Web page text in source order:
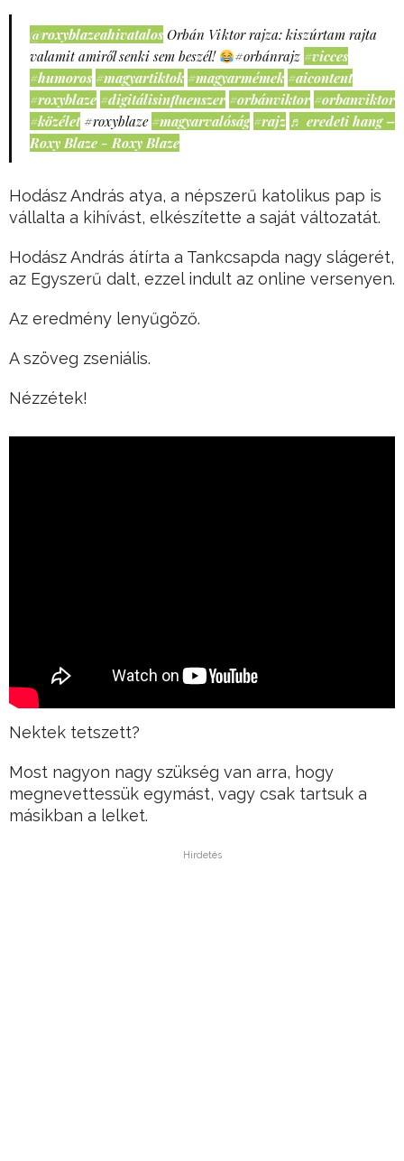
@roxyblazeahivatalos Orbán Viktor rajza: kiszúrtam rajta
valamit amiről senki sem beszél!
#orbánrajz #vicces
#humoros #magyartiktok #magyarmémek #aicontent
#roxyblaze #digitálisinfluenszer #orbánviktor #orbanviktor
#közélet #roxyblaze #magyarvalóság #rajz ♬ eredeti hang –
Roxy Blaze - Roxy Blaze
Hodász András atya, a népszerű katolikus pap is
vállalta a kihívást, elkészítette a saját változatát.
Hodász András átírta a Tankcsapda nagy slágerét,
az Egyszerű dalt, ezzel indult az online versenyen.
Az eredmény lenyűgöző.
A szöveg zseniális.
Nézzétek!
Nektek tetszett?
Most nagyon nagy szükség van arra, hogy
megnevettessük egymást, vagy csak tartsuk a
másikban a lelket.
Hirdetés